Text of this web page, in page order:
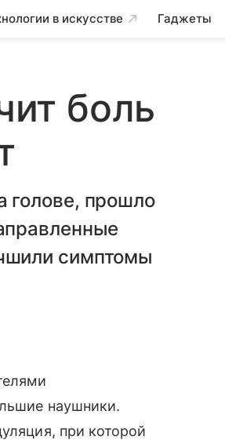
в искусстве Гаджеты
боль
голове, прошло
симптомы
наушники.
при которой